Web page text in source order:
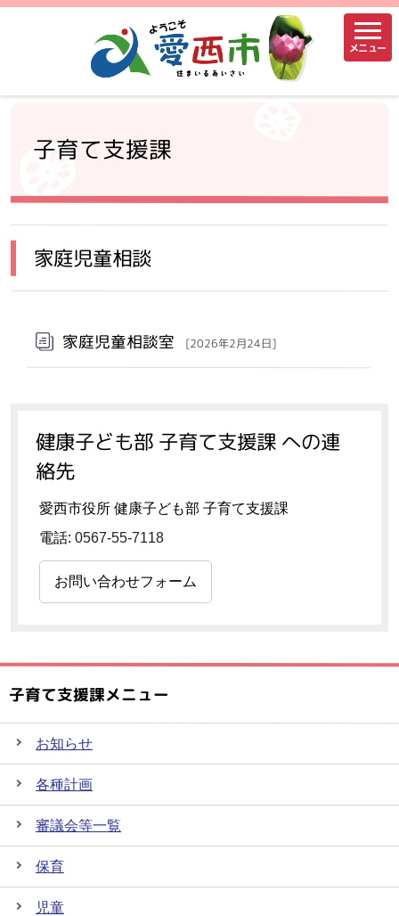
メニュー
子育て支援課
家庭児童相談
家庭児童相談室 [2026年2月24日]
健康子ども部 子育て支援課 への連
絡先
愛西市役所 健康子ども部 子育て支援課
電話: 0567-55-7118
お問い合わせフォーム
子育て支援課メニュー
お知らせ
各種計画
審議会等一覧
保育
児童